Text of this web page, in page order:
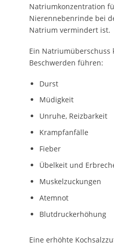
Natriumkonzentration
Nierennebenrinde bei
Natrium vermindert ist.
Ein Natriumüberschuss
Beschwerden führen:
Durst
Müdigkeit
Unruhe, Reizbarkeit
Krampfanfälle
Fieber
Übelkeit und
Muskelzuckungen
Atemnot
Blutdruckerhöhung
Eine erhöhte